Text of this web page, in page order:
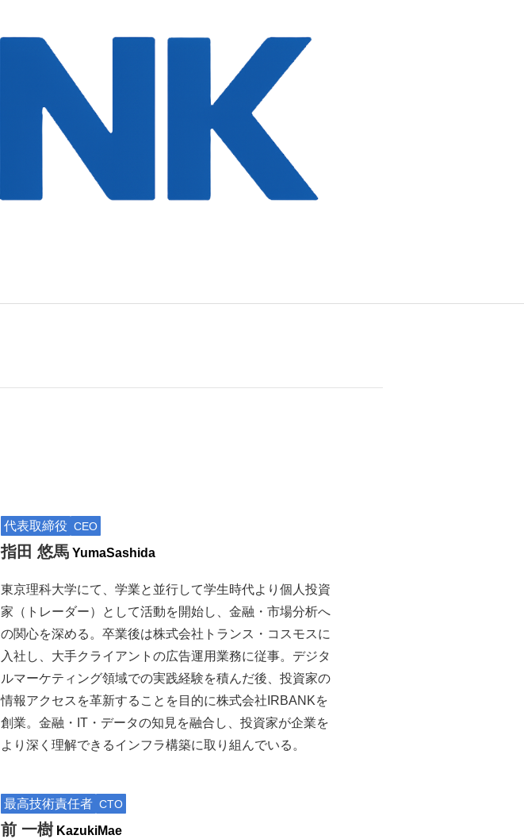
代表取締役 CEO
指田 悠馬 YumaSashida
東京理科大学にて、学業と並行して学生時代より個人投資
家（トレーダー）として活動を開始し、金融・市場分析へ
の関心を深める。卒業後は株式会社トランス・コスモスに
入社し、大手クライアントの広告運用業務に従事。デジタ
ルマーケティング領域での実践経験を積んだ後、投資家の
情報アクセスを革新することを目的に株式会社IRBANKを
創業。金融・IT・データの知見を融合し、投資家が企業を
より深く理解できるインフラ構築に取り組んでいる。
最高技術責任者 CTO
前 一樹 KazukiMae